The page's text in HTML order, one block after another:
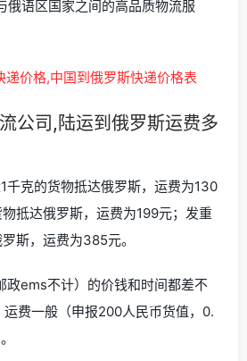
俄语区国家之间的高品质物流服
公司,陆运到俄罗斯运费多
千克的货物抵达俄罗斯，运费为130
抵达俄罗斯，运费为199元；发重
斯，运费为385元。
政ems不计）的价钱和时间都差不
费一般（申报200人民币货值，0.